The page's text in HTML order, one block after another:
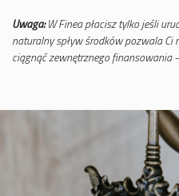
Uwaga:W Finea płacisz tylko jeśli
naturalny spływ środków pozwala
ciągnąć zewnętrznego finansowania